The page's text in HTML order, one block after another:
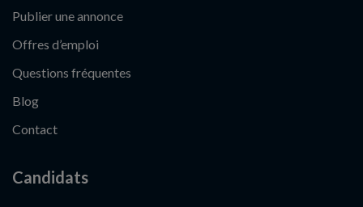
Publier une annonce
Offres d’emploi
Questions fréquentes
Blog
Contact
Candidats